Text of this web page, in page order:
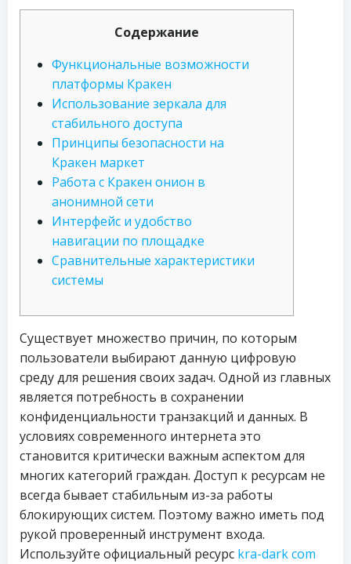
Содержание
Функциональные возможности
платформы Кракен
Использование зеркала для
стабильного доступа
Принципы безопасности на
Кракен маркет
Работа с Кракен онион в
анонимной сети
Интерфейс и удобство
навигации по площадке
Сравнительные характеристики
системы
Существует множество причин, по которым
пользователи выбирают данную цифровую
среду для решения своих задач. Одной из главных
является потребность в сохранении
конфиденциальности транзакций и данных. В
условиях современного интернета это
становится критически важным аспектом для
многих категорий граждан. Доступ к ресурсам не
всегда бывает стабильным из-за работы
блокирующих систем. Поэтому важно иметь под
рукой проверенный инструмент входа.
Используйте официальный ресурс kra-dark com